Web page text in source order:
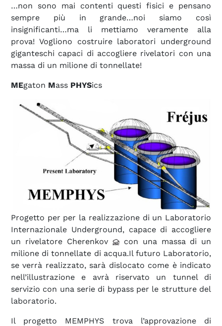
…non sono mai contenti questi fisici e pensano
sempre più in grande…noi siamo così
insignificanti…ma li mettiamo veramente alla
prova! Vogliono costruire laboratori underground
giganteschi capaci di accogliere rivelatori con una
massa di un milione di tonnellate!
MEgaton Mass PHYSics
Progetto per per la realizzazione di un Laboratorio
Internazionale Underground, capace di accogliere
un rivelatore Cherenkov
con una massa di un
milione di tonnellate di acqua.Il futuro Laboratorio,
se verrà realizzato, sarà dislocato come è indicato
nell’illustrazione e avrà riservato un tunnel di
servizio con una serie di bypass per le strutture del
laboratorio.
Il progetto MEMPHYS trova l’approvazione di